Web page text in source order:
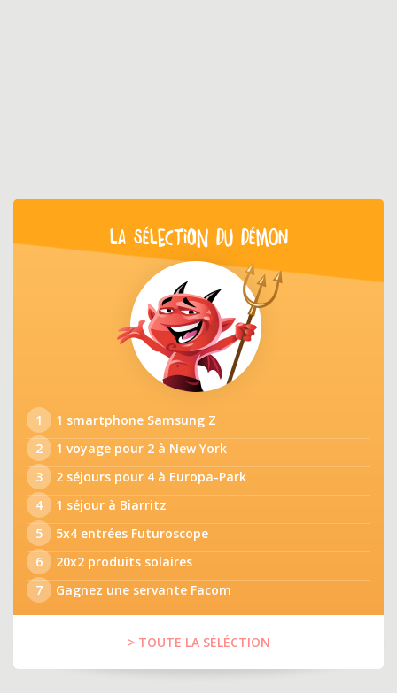
LA SÉLECTION DU DÉMON
1
1 smartphone Samsung Z
2
1 voyage pour 2 à New York
3
2 séjours pour 4 à Europa-Park
4
1 séjour à Biarritz
5
5x4 entrées Futuroscope
6
20x2 produits solaires
7
Gagnez une servante Facom
> TOUTE LA SÉLÉCTION